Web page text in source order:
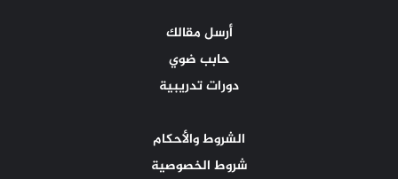
أرسل مقالك
حابب ضوي
دورات تدريبية
الشروط والأحكام
شروط الخصوصية